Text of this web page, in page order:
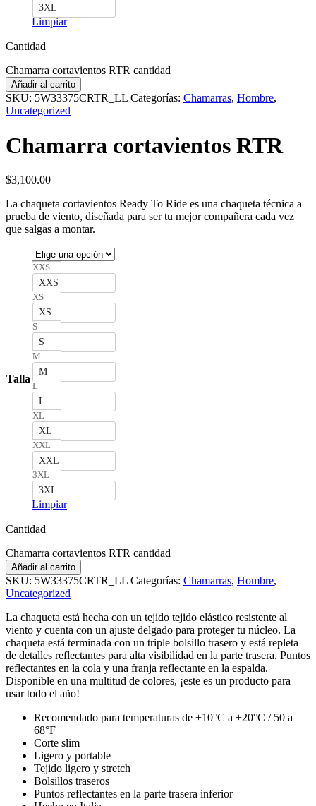
3XL
Limpiar
Cantidad
Chamarra cortavientos RTR cantidad
Añadir al carrito
SKU: 5W33375CRTR_LL Categorías: Chamarras, Hombre,
Uncategorized
Chamarra cortavientos RTR
$3,100.00
La chaqueta cortavientos Ready To Ride es una chaqueta técnica a
prueba de viento, diseñada para ser tu mejor compañera cada vez
que salgas a montar.
Talla
XXS
XXS
XS
XS
S
S
M
M
L
L
XL
XL
XXL
XXL
3XL
3XL
Limpiar
Cantidad
Chamarra cortavientos RTR cantidad
Añadir al carrito
SKU: 5W33375CRTR_LL Categorías: Chamarras, Hombre,
Uncategorized
La chaqueta está hecha con un tejido tejido elástico resistente al
viento y cuenta con un ajuste delgado para proteger tu núcleo. La
chaqueta está terminada con un triple bolsillo trasero y está repleta
de detalles reflectantes para alta visibilidad en la parte trasera. Puntos
reflectantes en la cola y una franja reflectante en la espalda.
Disponible en una multitud de colores, ¡este es un producto para
usar todo el año!
Recomendado para temperaturas de +10°C a +20°C / 50 a
68°F
Corte slim
Ligero y portable
Tejido ligero y stretch
Bolsillos traseros
Puntos reflectantes en la parte trasera inferior